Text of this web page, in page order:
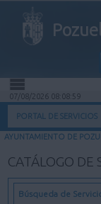
07/08/2026 08:09:00
PORTAL DE SERVICIOS
AYUNTAMIENTO DE
CATÁLOGO DE
Búsqueda de